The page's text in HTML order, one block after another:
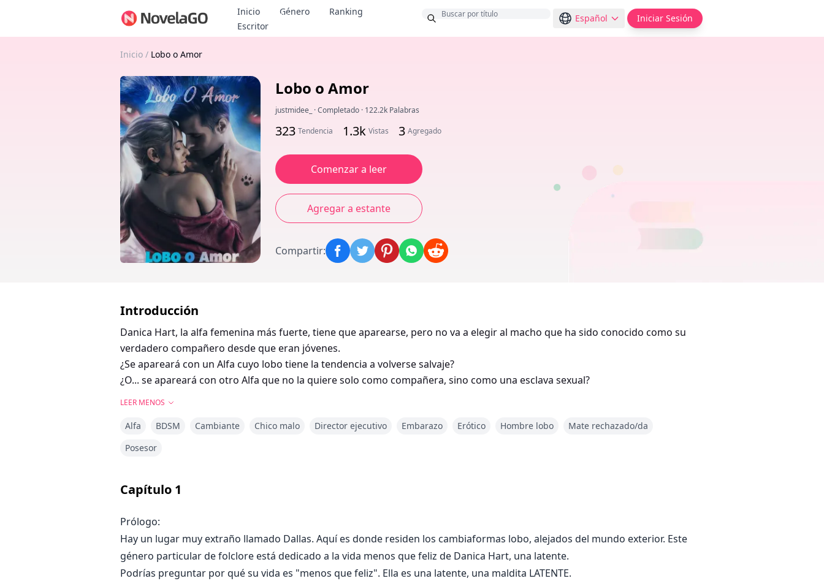
Inicio Género
Ranking
Escritor
Bonus Español Iniciar Sesión
Inicio / Lobo o Amor
Lobo o Amor
justmidee_ ·Completado · 122.2k Palabras
323 Tendencia 1.3k Vistas 3 Agregado
Comenzar a leer
Agregar a estante
Compartir:
Introducción
Danica Hart, la alfa femenina más fuerte, tiene que aparearse, pero no va a elegir al macho que ha sido conocido como su
verdadero compañero desde que eran jóvenes.
¿Se apareará con un Alfa cuyo lobo tiene la tendencia a volverse salvaje?
¿O... se apareará con otro Alfa que no la quiere solo como compañera, sino como una esclava sexual?
LEER MENOS
Alfa BDSM Cambiante Chico malo Director ejecutivo Embarazo Erótico Hombre lobo
Mate rechazado/da
Posesor
Capítulo 1
Prólogo:
Hay un lugar muy extraño llamado Dallas. Aquí es donde residen los cambiaformas lobo, alejados del mundo exterior. Este
género particular de folclore está dedicado a la vida menos que feliz de Danica Hart, una latente.
Podrías preguntar por qué su vida es "menos que feliz". Ella es una latente, una maldita LATENTE.